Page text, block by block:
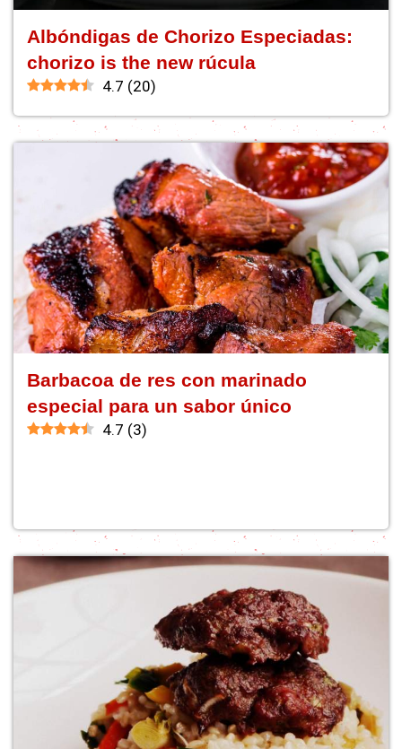
Albóndigas de Chorizo Especiadas:
chorizo is the new rúcula
4.7 (20)
Barbacoa de res con marinado
especial para un sabor único
4.7 (3)